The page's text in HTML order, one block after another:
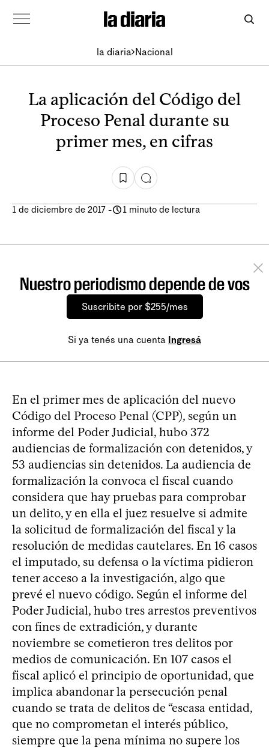
la diaria Nacional
La aplicación del Código del
Proceso Penal durante su
primer mes, en cifras
1 de diciembre de 2017 - 1 minuto de lectura
Nuestro periodismo depende de vos
Suscribite por $255/mes
Si ya tenés una cuenta Ingresá
En el primer mes de aplicación del nuevo
Código del Proceso Penal (CPP), según un
informe del Poder Judicial, hubo 372
audiencias de formalización con detenidos, y
53 audiencias sin detenidos. La audiencia de
formalización la convoca el fiscal cuando
considera que hay pruebas para comprobar
un delito, y en ella el juez resuelve si admite
la solicitud de formalización del fiscal y la
resolución de medidas cautelares. En 16 casos
el imputado, su defensa o la víctima pidieron
tener acceso a la investigación, algo que
prevé el nuevo código. Según el informe del
Poder Judicial, hubo tres arrestos preventivos
con fines de extradición, y durante
noviembre se cometieron tres delitos por
medios de comunicación. En 107 casos el
fiscal aplicó el principio de oportunidad, que
implica abandonar la persecución penal
cuando se trata de delitos de “escasa entidad,
que no comprometan el interés público,
siempre que la pena mínima no supere los